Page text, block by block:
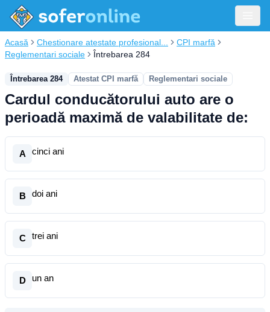
Acasă Chestionare atestate profesional...
CPI marfă
Reglementari sociale
Întrebarea 284
Întrebarea 284 Atestat CPI marfă Reglementari sociale
Cardul conducătorului auto are o
perioadă maximă de valabilitate de:
A cinci ani
B doi ani
C trei ani
D un an